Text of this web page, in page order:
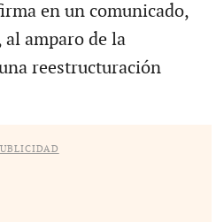
en un comunicado,
amparo de la
reestructuración